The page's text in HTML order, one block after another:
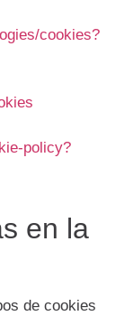
cookies?
policy?
en la
de cookies